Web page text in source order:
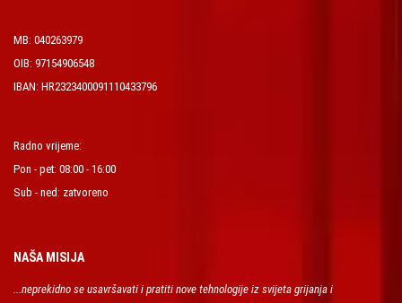
MB: 040263979
OIB: 97154906548
IBAN: HR2323400091110433796
Radno vrijeme:
Pon - pet: 08:00 - 16:00
Sub - ned: zatvoreno
NAŠA MISIJA
...neprekidno se usavršavati i pratiti nove tehnologije iz svijeta grijanja i